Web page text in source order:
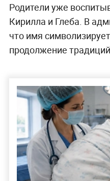
Родители уже
Кирилла и Глеба. В
что имя
продолжение